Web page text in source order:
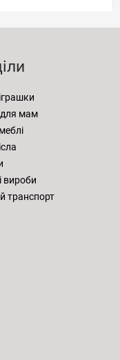
мам
вироби
транспорт